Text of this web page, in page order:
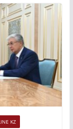
KZ